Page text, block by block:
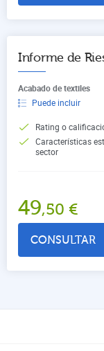
Informe de
Acabado de textiles
Puede incluir
Rating o
Características
sector
49,50 €
CONSULTAR